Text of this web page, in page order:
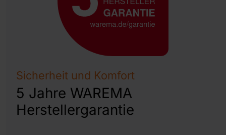
Sicherheit und Komfort
5 Jahre WAREMA
Herstellergarantie